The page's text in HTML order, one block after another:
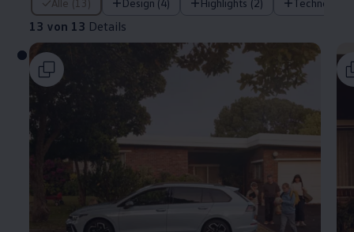
Alle (13) Design (4) Highlights (2)
13 von 13 Details